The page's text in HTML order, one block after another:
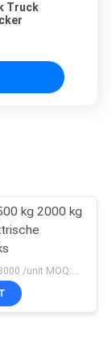
Truck
kg 2000 kg
＄21000-＄23000 /unit MOQ:1 Eenheid